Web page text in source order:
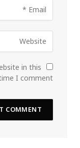
in this
I comment.